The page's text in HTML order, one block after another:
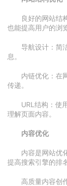
良好的网站结
也能提高用户的浏
导航设计：简
息。
内链优化：在
传递。
URL结构：使
理解页面内容。
内容优化
内容是网站优
提高搜索引擎的排
高质量内容创